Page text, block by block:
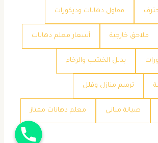
مقاول دهانات وديكورات
ملاحق خارجية ​أسعار معلم دهانات
​بديل الخشب والرخام
​ترميم منازل وفلل
​صيانة مباني ​معلم دهانات ممتاز
جوال